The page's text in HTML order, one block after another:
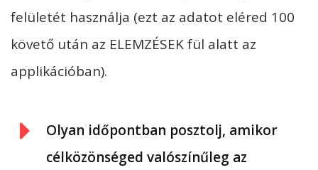
felületét használja (ezt az adatot eléred 100
követő után az ELEMZÉSEK fül alatt az
applikációban).
Olyan időpontban posztolj, amikor
célközönséged valószínűleg az